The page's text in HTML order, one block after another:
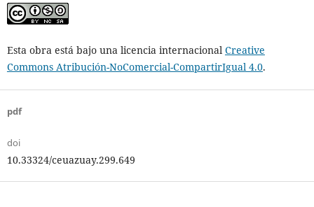
Esta obra está bajo una licencia internacional Creative
Commons Atribución-NoComercial-CompartirIgual 4.0.
pdf
doi
10.33324/ceuazuay.299.649